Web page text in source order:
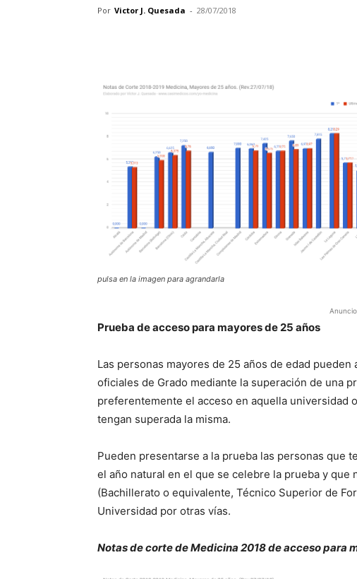
Por Victor J. Quesada - 28/07/2018
pulsa en la imagen para agrandarla
Anuncio
Prueba de acceso para mayores de 25 años
Las personas mayores de 25 años de edad
oficiales de Grado mediante la superación de una
preferentemente el acceso en aquella universidad
tengan superada la misma.
Pueden presentarse a la prueba las personas que
el año natural en el que se celebre la prueba y que
(Bachillerato o equivalente, Técnico Superior de
Universidad por otras vías.
Notas de corte de Medicina 2018 de acceso para